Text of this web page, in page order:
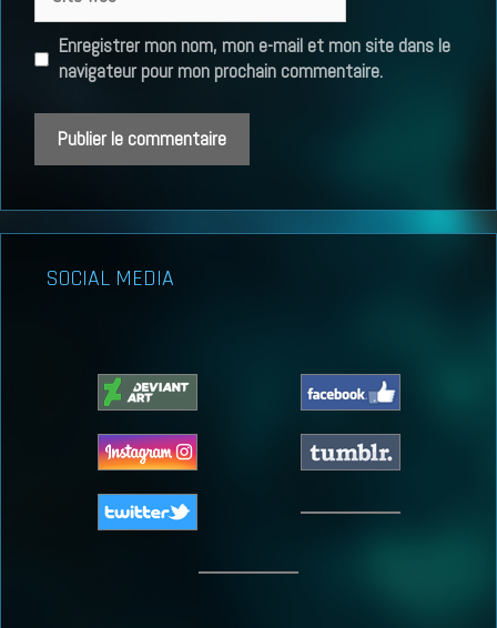
web
Enregistrer mon nom, mon e-mail et mon site dans le
navigateur pour mon prochain commentaire.
SOCIAL MEDIA